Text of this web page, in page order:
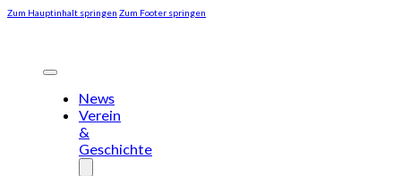
Zum Hauptinhalt springen Zum Footer springen
News
Verein
&
Geschichte